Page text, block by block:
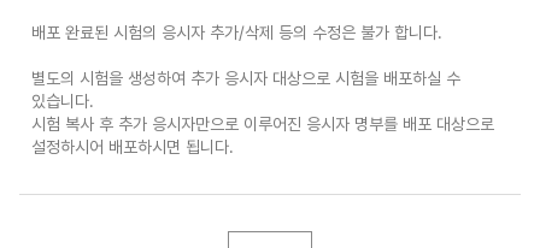
배포 완료된 시험의 응시자 추가/삭제 등의 수정은 불가 합니다.
별도의 시험을 생성하여 추가 응시자 대상으로 시험을 배포하실 수
있습니다.
시험 복사 후 추가 응시자만으로 이루어진 응시자 명부를 배포 대상으로
설정하시어 배포하시면 됩니다.